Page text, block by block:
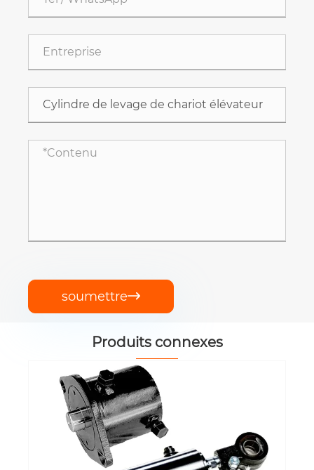
soumettre
Produits connexes